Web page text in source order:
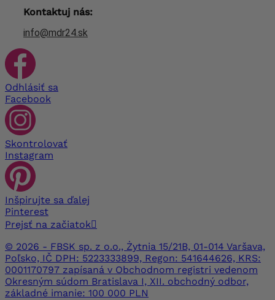
Kontaktuj nás:
info@mdr24.sk
Odhlásiť sa
Facebook
Skontrolovať
Instagram
Inšpirujte sa ďalej
Pinterest
Prejsť na začiatok
© 2026 - FBSK sp. z o.o., Żytnia 15/21B, 01-014 Varšava,
Poľsko, IČ DPH: 5223333899, Regon: 541644626, KRS:
0001170797 zapísaná v Obchodnom registri vedenom
Okresným súdom Bratislava I, XII. obchodný odbor,
základné imanie: 100 000 PLN